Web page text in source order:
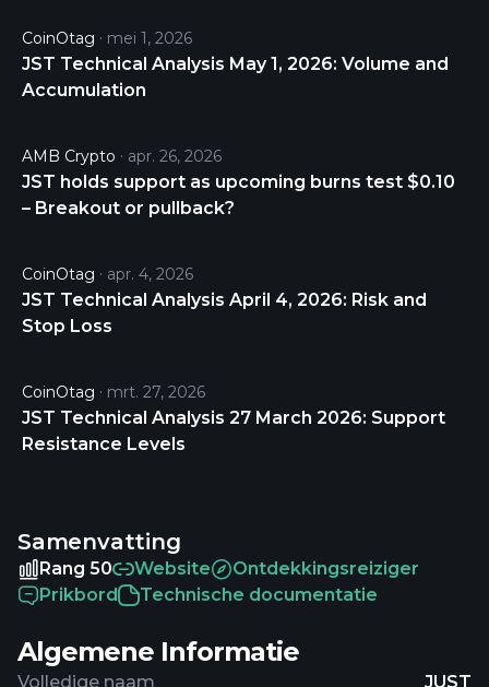
CoinOtag mei 1, 2026
JST Technical Analysis May 1, 2026: Volume and
Accumulation
AMB Crypto apr. 26, 2026
JST holds support as upcoming burns test $0.10
– Breakout or pullback?
CoinOtag apr. 4, 2026
JST Technical Analysis April 4, 2026: Risk and
Stop Loss
CoinOtag mrt. 27, 2026
JST Technical Analysis 27 March 2026: Support
Resistance Levels
Samenvatting
Rang 50 Website
Ontdekkingsreiziger
Prikbord
Technische documentatie
Algemene Informatie
Volledige naam JUST